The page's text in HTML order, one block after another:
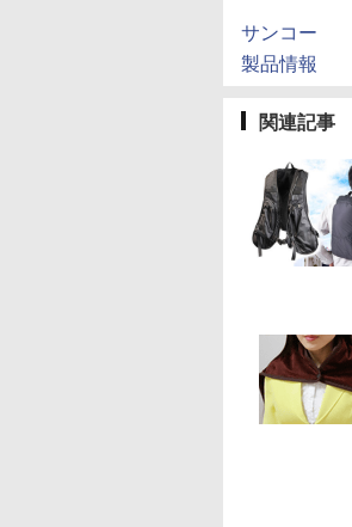
サンコー
製品情報
関連記事